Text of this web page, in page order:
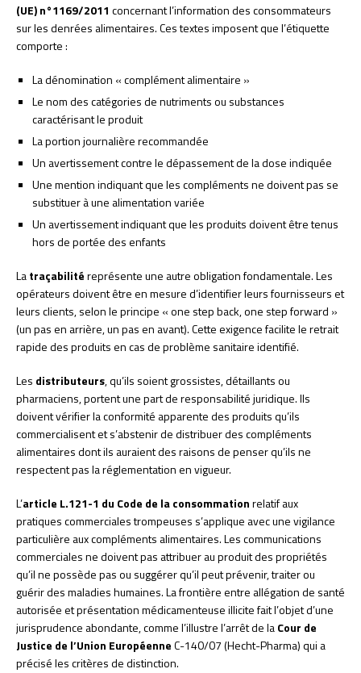
(UE) n°1169/2011 concernant l’information des consommateurs
sur les denrées alimentaires. Ces textes imposent que l’étiquette
comporte :
La dénomination « complément alimentaire »
Le nom des catégories de nutriments ou substances
caractérisant le produit
La portion journalière recommandée
Un avertissement contre le dépassement de la dose indiquée
Une mention indiquant que les compléments ne doivent pas se
substituer à une alimentation variée
Un avertissement indiquant que les produits doivent être tenus
hors de portée des enfants
Latraçabilitéreprésente une autre obligation fondamentale. Les
opérateurs doivent être en mesure d’identifier leurs fournisseurs et
leurs clients, selon le principe « one step back, one step forward »
(un pas en arrière, un pas en avant). Cette exigence facilite le retrait
rapide des produits en cas de problème sanitaire identifié.
Les distributeurs, qu’ils soient grossistes, détaillants ou
pharmaciens, portent une part de responsabilité juridique. Ils
doivent vérifier la conformité apparente des produits qu’ils
commercialisent et s’abstenir de distribuer des compléments
alimentaires dont ils auraient des raisons de penser qu’ils ne
respectent pas la réglementation en vigueur.
L’article L.121-1 du Code de la consommationrelatif aux
pratiques commerciales trompeuses s’applique avec une vigilance
particulière aux compléments alimentaires. Les communications
commerciales ne doivent pas attribuer au produit des propriétés
qu’il ne possède pas ou suggérer qu’il peut prévenir, traiter ou
guérir des maladies humaines. La frontière entre allégation de santé
autorisée et présentation médicamenteuse illicite fait l’objet d’une
jurisprudence abondante, comme l’illustre l’arrêt de laCour de
Justice de l’Union EuropéenneC-140/07 (Hecht-Pharma) qui a
précisé les critères de distinction.